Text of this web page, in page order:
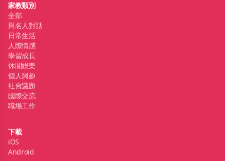
家教類別
全部
與名人對話
日常生活
人際情感
學習成長
休閒娛樂
個人興趣
社會議題
國際交流
職場工作
下載
iOS
Android